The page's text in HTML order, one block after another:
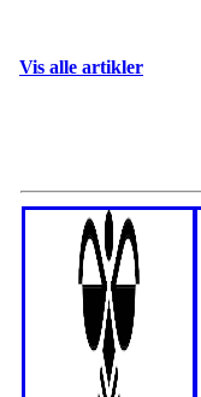
Vis alle artikler